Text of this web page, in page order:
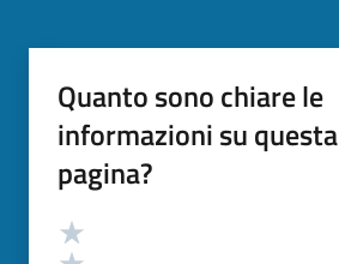
Quanto sono chiare le
informazioni su questa
pagina?
Valutazione